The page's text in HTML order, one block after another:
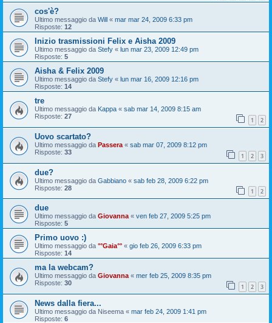
cos'è?
Ultimo messaggio da Will « mar mar 24, 2009 6:33 pm
Risposte: 12
Inizio trasmissioni Felix e Aisha 2009
Ultimo messaggio da Stefy « lun mar 23, 2009 12:49 pm
Risposte: 5
Aisha & Felix 2009
Ultimo messaggio da Stefy « lun mar 16, 2009 12:16 pm
Risposte: 14
tre
Ultimo messaggio da Kappa « sab mar 14, 2009 8:15 am
Risposte: 27 1 2
Uovo scartato?
Ultimo messaggio da Passera « sab mar 07, 2009 8:12 pm
Risposte: 33 1 2 3
due?
Ultimo messaggio da Gabbiano « sab feb 28, 2009 6:22 pm
Risposte: 28 1 2
due
Ultimo messaggio da Giovanna « ven feb 27, 2009 5:25 pm
Risposte: 5
Primo uovo :)
Ultimo messaggio da °°Gaia°° « gio feb 26, 2009 6:33 pm
Risposte: 14
ma la webcam?
Ultimo messaggio da Giovanna « mer feb 25, 2009 8:35 pm
Risposte: 30 1 2 3
News dalla fiera...
Ultimo messaggio da Niseema « mar feb 24, 2009 1:41 pm
Risposte: 6